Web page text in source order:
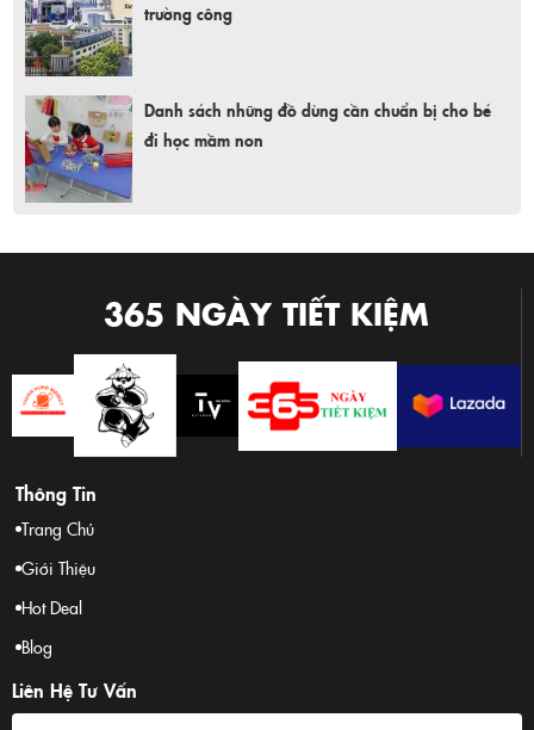
trường công
Danh sách những đồ dùng cần chuẩn bị cho bé
đi học mầm non
365 NGÀY TIẾT KIỆM
Thông Tin
Trang Chủ
Giới Thiệu
Hot Deal
Blog
Liên Hệ Tư Vấn